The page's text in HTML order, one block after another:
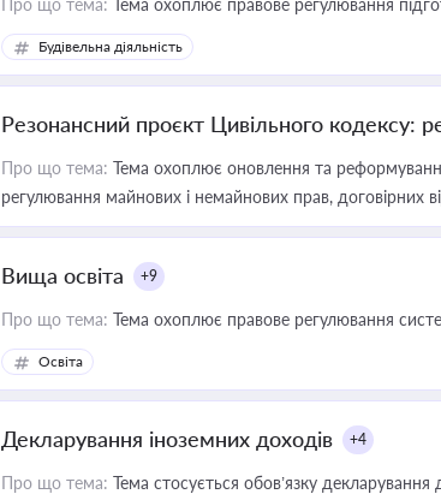
Про що тема: Тема охоплює правове регулювання
Будівельна діяльність
Резонансний проєкт Цивільного кодексу:
Про що тема: Тема охоплює оновлення та
регулювання майнових і немайнових прав, договірних
Вища освіта +9
Про що тема: Тема охоплює правове регулювання
Освіта
Декларування іноземних доходів +4
Про що тема: Тема стосується обов’язку